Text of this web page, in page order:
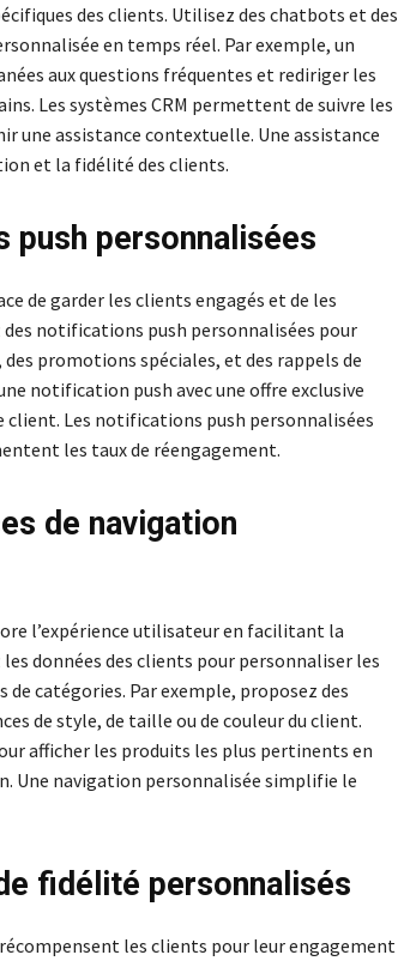
des clients. Utilisez des chatbots et des
en temps réel. Par exemple, un
aux questions fréquentes et rediriger les
Les systèmes CRM permettent de suivre les
une assistance contextuelle. Une assistance
et la fidélité des clients.
personnalisées
de garder les clients engagés et de les
notifications push personnalisées pour
promotions spéciales, et des rappels de
notification push avec une offre exclusive
Les notifications push personnalisées
les taux de réengagement.
de navigation
l’expérience utilisateur en facilitant la
données des clients pour personnaliser les
catégories. Par exemple, proposez des
de style, de taille ou de couleur du client.
afficher les produits les plus pertinents en
Une navigation personnalisée simplifie le
fidélité personnalisés
récompensent les clients pour leur engagement